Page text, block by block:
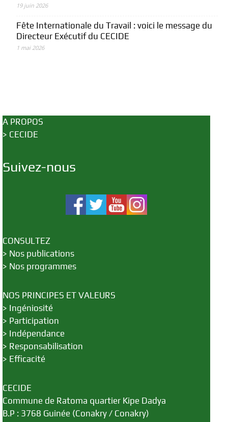
19 juin 2026
Fête Internationale du Travail : voici le message du
Directeur Exécutif du CECIDE
1 mai 2026
A PROPOS
> CECIDE
Suivez-nous
CONSULTEZ
> Nos publications
> Nos programmes
NOS PRINCIPES ET VALEURS
> Ingéniosité
> Participation
> Indépendance
> Responsabilisation
> Efficacité
CECIDE
Commune de Ratoma quartier Kipe Dadya
B.P : 3768 Guinée (Conakry / Conakry)